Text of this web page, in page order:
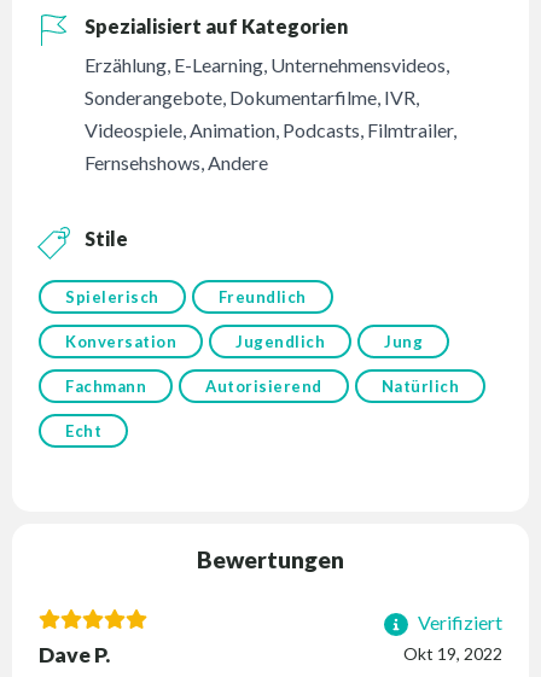
Spezialisiert auf Kategorien
Erzählung, E-Learning, Unternehmensvideos,
Sonderangebote, Dokumentarfilme, IVR,
Videospiele,Animation, Podcasts, Filmtrailer,
Fernsehshows,Andere
Stile
Spielerisch Freundlich
Konversation Jugendlich Jung
Fachmann Autorisierend Natürlich
Echt
Bewertungen
Verifiziert
Okt 19, 2022
Dave P.